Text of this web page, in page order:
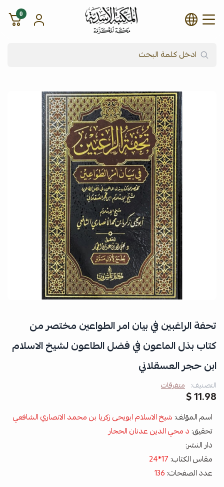
شركة المكتبة الأسدية للنشر
0
تحفة الراغبين في بيان امر الطواعين مختصر من
كتاب بذل الماعون في فضل الطاعون لشيخ الاسلام
ابن حجر العسقلاني
التصنيف: متفرقات
11.98 $
اسم المؤلف: شيخ الاسلام ابويحى زكريا بن محمد الانصاري الشافعي
تحقيق: د محي الدين عدنان الحجار
دار النشر:
مقاس الكتاب:
عدد الصفحات: 136